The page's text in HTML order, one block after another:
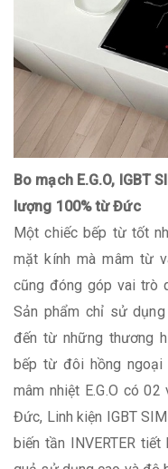
Bo mạch E.G.O, IGBT
lượng 100% từ Đức
Một chiếc bếp từ tốt
mặt kính mà mâm từ
cũng đóng góp vai trò
Sản phẩm chỉ sử
đến từ những thương
bếp từ đôi hồng
mâm nhiệt E.G.O có
Đức, Linh kiện IGBT
biến tần INVERTER